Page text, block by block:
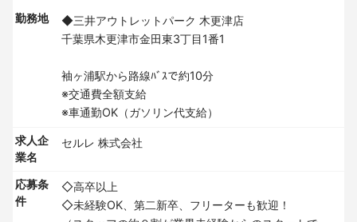
勤務地
◆三井アウトレットパーク 木更津店
千葉県木更津市金田東3丁目1番1
袖ヶ浦駅から路線ﾊﾞｽで約10分
※交通費全額支給
※車通勤OK（ガソリン代支給）
求人企
業名
セルレ 株式会社
応募条
件
◇高卒以上
◇未経験OK、第二新卒、フリーターも歓迎！